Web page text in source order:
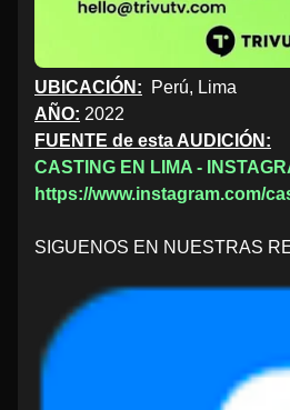
UBICACIÓN: Perú, Lima
AÑO: 2022
FUENTE de esta AUDICIÓN:
CASTING EN LIMA -
https://www.instagram.com/
SIGUENOS EN NUESTRAS